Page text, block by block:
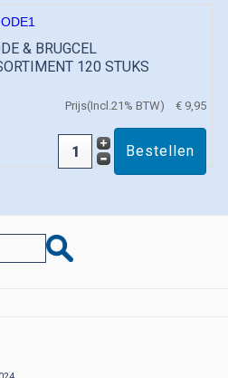
& BRUGCEL
120 STUKS
Prijs(Incl.21% BTW) € 9,95